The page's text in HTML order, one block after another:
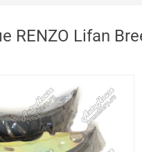
RENZO Lifan